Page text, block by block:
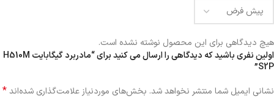
هیچ دیدگاهی برای این محصول نوشته نشده است.
اولین نفری باشید که دیدگاهی را ارسال می کنید برای “مادربرد گیگابایت H510M
S2P”
نشانی ایمیل شما منتشر نخواهد شد. بخش‌های موردنیاز علامت‌گذاری شده‌اند*